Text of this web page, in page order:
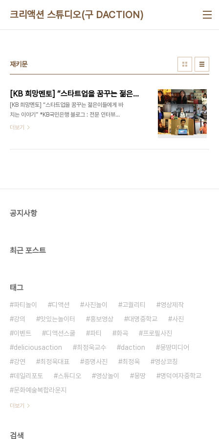
크리액션 스튜디오(구 DACTION)
재키문
[KB 희망멘토] “스타트업을 꿈꾸는 젊은이들에게 바치는 이야기”
[KB 희망멘토] “스타트업을 꿈꾸는 젊은이들에게 바
치는 이야기” *KB국민은행 블로그 : 전문 인터뷰어
- 디액션[DeliciousAction] 대표 최정욱 (문의)
(2014/02/07) 스타일와이프 최지혜 대표 - [KB
더보기
공지사항
최근 포스트
태그
파티놀이 디액션 사진놀이 고퀄리티
영상제작
강의
맛있는놀이터 홍보영상 대명중학교
사진
이벤트
디액션스쿨 파티 화곡
프로필사진
deliciousaction
최정욱교수 daction
몽땅미디어
강연
최정욱대표 증명사진 최정욱
영상코칭
데일리포토
스튜디오 영상놀이 몽땅
명덕여자중학교
문화예술복합라운지
더보기
검색